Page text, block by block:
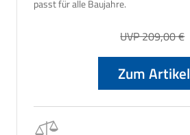
UVP 209,00 €
Zum Artikel